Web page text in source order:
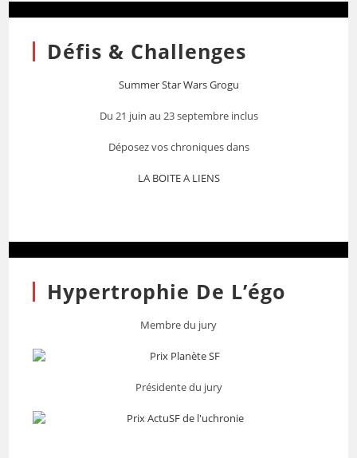
Défis & Challenges
Summer Star Wars Grogu
Du 21 juin au 23 septembre inclus
Déposez vos chroniques dans
LA BOITE A LIENS
Hypertrophie De L’égo
Membre du jury
Présidente du jury